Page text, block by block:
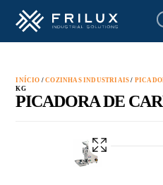
INÍCIO /COZINHAS INDUSTRIAIS /
KG
PICADORA DE